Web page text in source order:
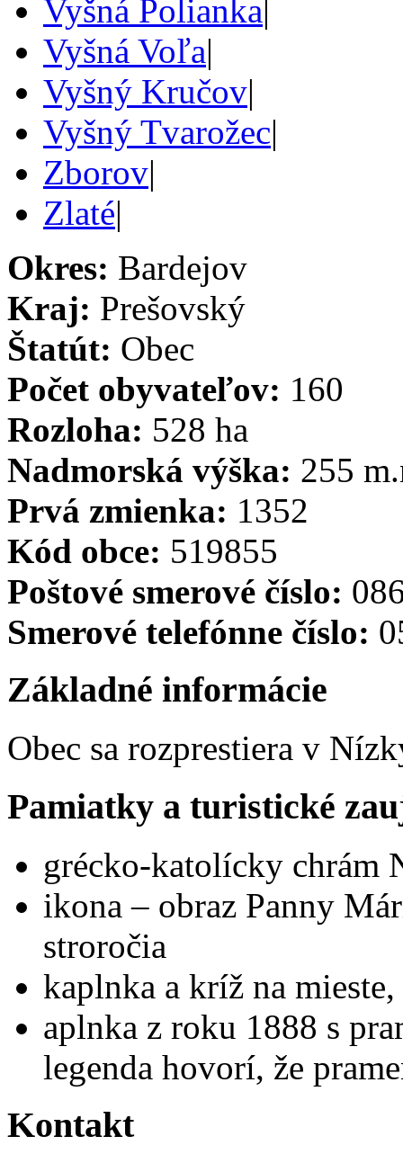
Vyšná Polianka|
Vyšná Voľa|
Vyšný Kručov|
Vyšný Tvarožec|
Zborov|
Zlaté|
Okres: Bardejov
Kraj: Prešovský
Štatút: Obec
Počet obyvateľov: 160
Rozloha: 528 ha
Nadmorská výška: 255
Prvá zmienka: 1352
Kód obce: 519855
Poštové smerové číslo:
Smerové telefónne číslo:
Základné informácie
Obec sa rozprestiera v
Pamiatky a turistické
grécko-katolícky chrám
ikona – obraz Panny
stroročia
kaplnka a kríž na
aplnka z roku 1888 s
legenda hovorí, že
Kontakt